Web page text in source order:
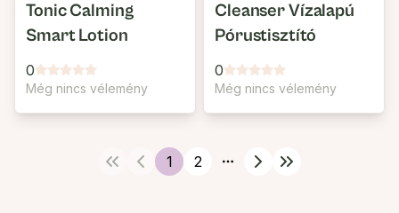
Tonic Calming
Smart Lotion
0
Még nincs vélemény
Cleanser Vízalapú
Pórustisztító
0
Még nincs vélemény
1 2
More pages